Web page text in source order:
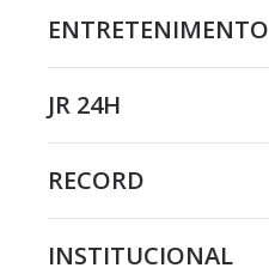
ENTRETENIMENTO
JR 24H
RECORD
INSTITUCIONAL